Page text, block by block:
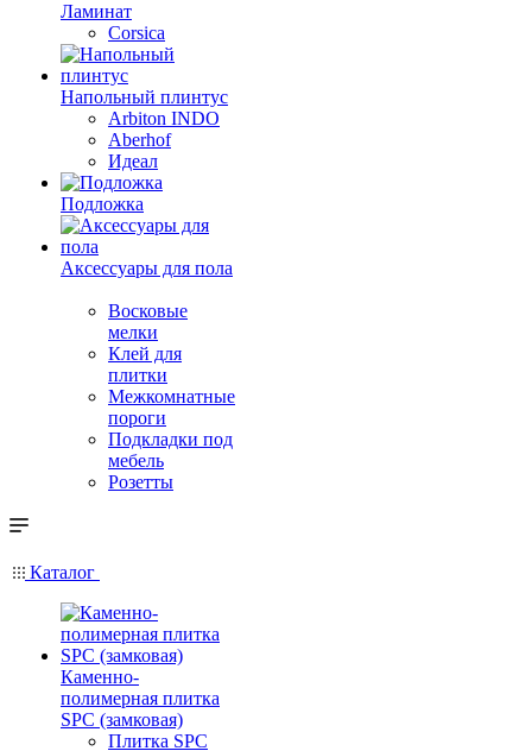
Ламинат
Corsica
Напольный плинтус
Arbiton INDO
Aberhof
Идеал
Подложка
Аксессуары для пола
Восковые
мелки
Клей для
плитки
Межкомнатные
пороги
Подкладки под
мебель
Розетты
Каталог
Каменно-
полимерная плитка
SPC (замковая)
Плитка SPC